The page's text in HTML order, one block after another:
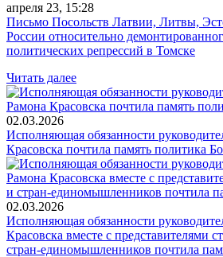
апреля 23, 15:28
Письмо Посольств Латвии, Литвы,
России относительно
политических репрессий в Томске
Читать далее
02.03.2026
Исполняющая обязанности
Красовска почтила память политика
02.03.2026
Исполняющая обязанности
Красовска вместе с представителями
стран-единомышленников почтила